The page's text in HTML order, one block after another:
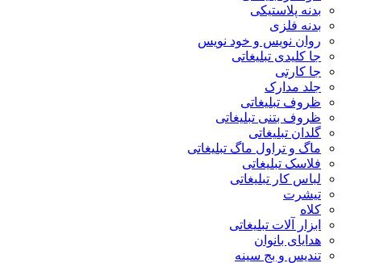
بدنه پلاستیکی
بدنه فلزی
روان نویس و خود نویس
جا کلیدی تبلیغاتی
جا کارتی
جلد مدارک
ظروف تبلیغاتی
ظروف بتنی تبلیغاتی
گلدان تبلیغاتی
ماگ و تراول ماگ تبلیغاتی
فلاسک تبلیغاتی
لباس کار تبلیغاتی
تیشرت
کلاه
ابزار آلات تبلیغاتی
هدایای بانوان
تندیس و بج سینه